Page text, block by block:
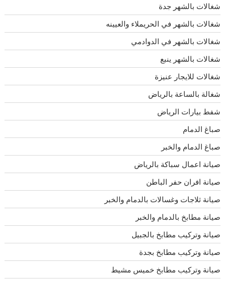
شغالات بالشهر جدة
شغالات بالشهر في الحريملاء والعيينه
شغالات بالشهر في الدوادمي
شغالات بالشهر ينبع
شغالات للايجار عنيزة
شغالة بالساعة بالرياض
شفط بيارات الرياض
صباغ الدمام
صباغ الدمام والخبر
صيانة اعمال سباكة بالرياض
صيانة افران حفر الباطن
صيانة ثلاجات وغسالات بالدمام والخبر
صيانة مطابخ بالدمام والخبر
صيانة وتركيب مطابخ بالجبيل
صيانة وتركيب مطابخ بجدة
صيانة وتركيب مطابخ خميس مشيط